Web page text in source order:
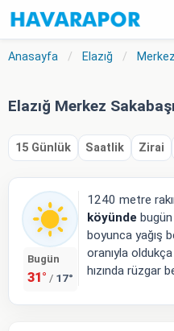
Anasayfa / Elazığ / Merkez
Elazığ Merkez
15 Günlük Saatlik Zirai
Bugün
31° / 17°
1240 metre
köyünde bugün
boyunca yağış
oranıyla
hızında rüzgar